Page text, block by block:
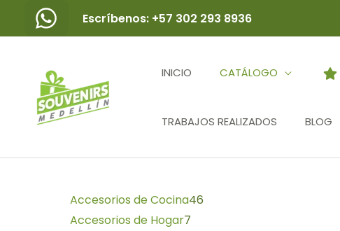
Escríbenos: +57 302 293 8936
INICIO CATÁLOGO
TRABAJOS REALIZADOS BLOG
Accesorios de Cocina46
Accesorios de Hogar7